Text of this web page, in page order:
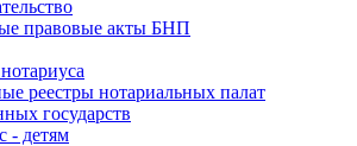
правовые акты БНП
реестры нотариальных палат
государств
- детям